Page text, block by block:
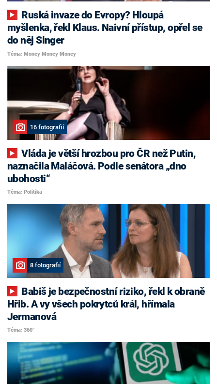
myšlenka, řekl Klaus. Naivní přístup, opřel se
do něj Singer
Téma: Money Money Money
16 fotografií
Vláda je větší hrozbou pro ČR než Putin,
naznačila Maláčová. Podle senátora „dno
ubohosti“
Téma: Politika
8 fotografií
Hřib. A vy všech pokrytců král, hřímala
Jermanová
Téma: 360°